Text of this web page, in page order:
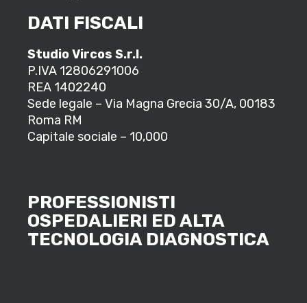
DATI FISCALI
Studio Vircos S.r.l.
P.IVA 12806291006
REA 1402240
Sede legale – Via Magna Grecia 30/A, 00183
Roma RM
Capitale sociale – 10,000
PROFESSIONISTI
OSPEDALIERI ED ALTA
TECNOLOGIA DIAGNOSTICA